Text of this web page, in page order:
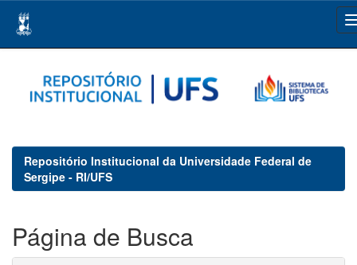
navigation
Repositório Institucional da Universidade Federal de
Sergipe - RI/UFS
Página de Busca